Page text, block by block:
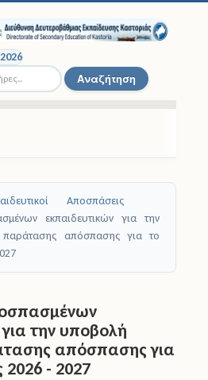
Αναζήτηση
Αποσπάσεις
εκπαιδευτικών για την
απόσπασης για το
την υποβολή
απόσπασης για
2026 - 2027